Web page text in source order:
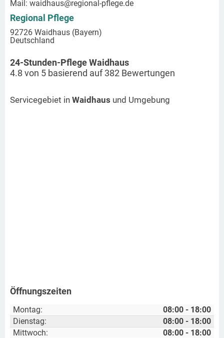
Mail: waidhaus@regional-pflege.de
Regional Pflege
92726 Waidhaus (Bayern)
Deutschland
24-Stunden-Pflege Waidhaus
4.8 von 5 basierend auf382 Bewertungen
Servicegebiet in Waidhaus und Umgebung
Öffnungszeiten
Montag:
08:00 - 18:00
Dienstag:
08:00 - 18:00
Mittwoch:
08:00 - 18:00